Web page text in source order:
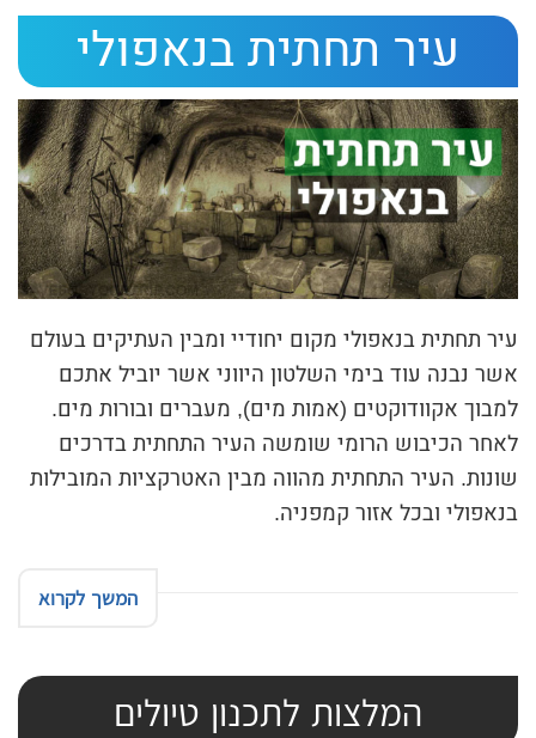
ת
ת
י
ב
ת
ה
ח
י
עיר תחתית בנאפולי
עיר תחתית בנאפולי מקום יחודיי ומבין העתיקים בעולם
אשר נבנה עוד בימי השלטון היווני אשר יוביל אתכם
למבוך אקוודוקטים (אמות מים), מעברים ובורות מים.
לאחר הכיבוש הרומי שומשה העיר התחתית בדרכים
שונות. העיר התחתית מהווה מבין האטרקציות המובילות
בנאפולי ובכל אזור קמפניה.
המשך לקרוא
המלצות לתכנון טיולים